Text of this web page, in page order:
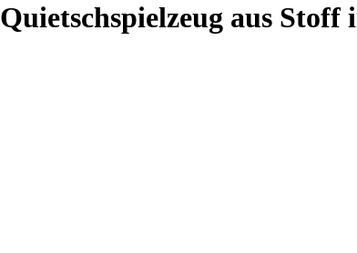
aus